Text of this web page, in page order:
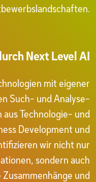
Next Level AI
mit eigener
Such- und Analyse-
aus Technologie- und
Development und
wir nicht nur
sondern auch
Zusammenhänge und